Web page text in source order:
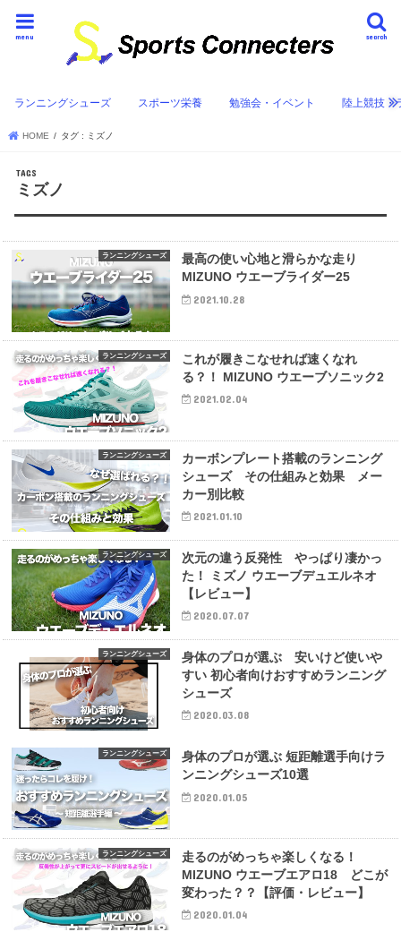
search
menu
ランニングシューズ スポーツ栄養 勉強会・イベント 陸上競技・
HOME タグ : ミズノ
ミズノ
ランニングシューズ
最高の使い心地と滑らかな走り
MIZUNO ウエーブライダー25
2021.10.28
ランニングシューズ
これが履きこなせれば速くなれ
る？！ MIZUNO ウエーブソニック2
2021.02.04
ランニングシューズ
カーボンプレート搭載のランニング
シューズ その仕組みと効果 メー
カー別比較
2021.01.10
ランニングシューズ
次元の違う反発性 やっぱり凄かっ
た！ ミズノ ウエーブデュエルネオ
【レビュー】
2020.07.07
ランニングシューズ
身体のプロが選ぶ 安いけど使いや
すい 初心者向けおすすめランニング
シューズ
2020.03.08
ランニングシューズ
身体のプロが選ぶ 短距離選手向けラ
ンニングシューズ10選
2020.01.05
ランニングシューズ
走るのがめっちゃ楽しくなる！
MIZUNO ウエーブエアロ18 どこが
変わった？？【評価・レビュー】
2020.01.04